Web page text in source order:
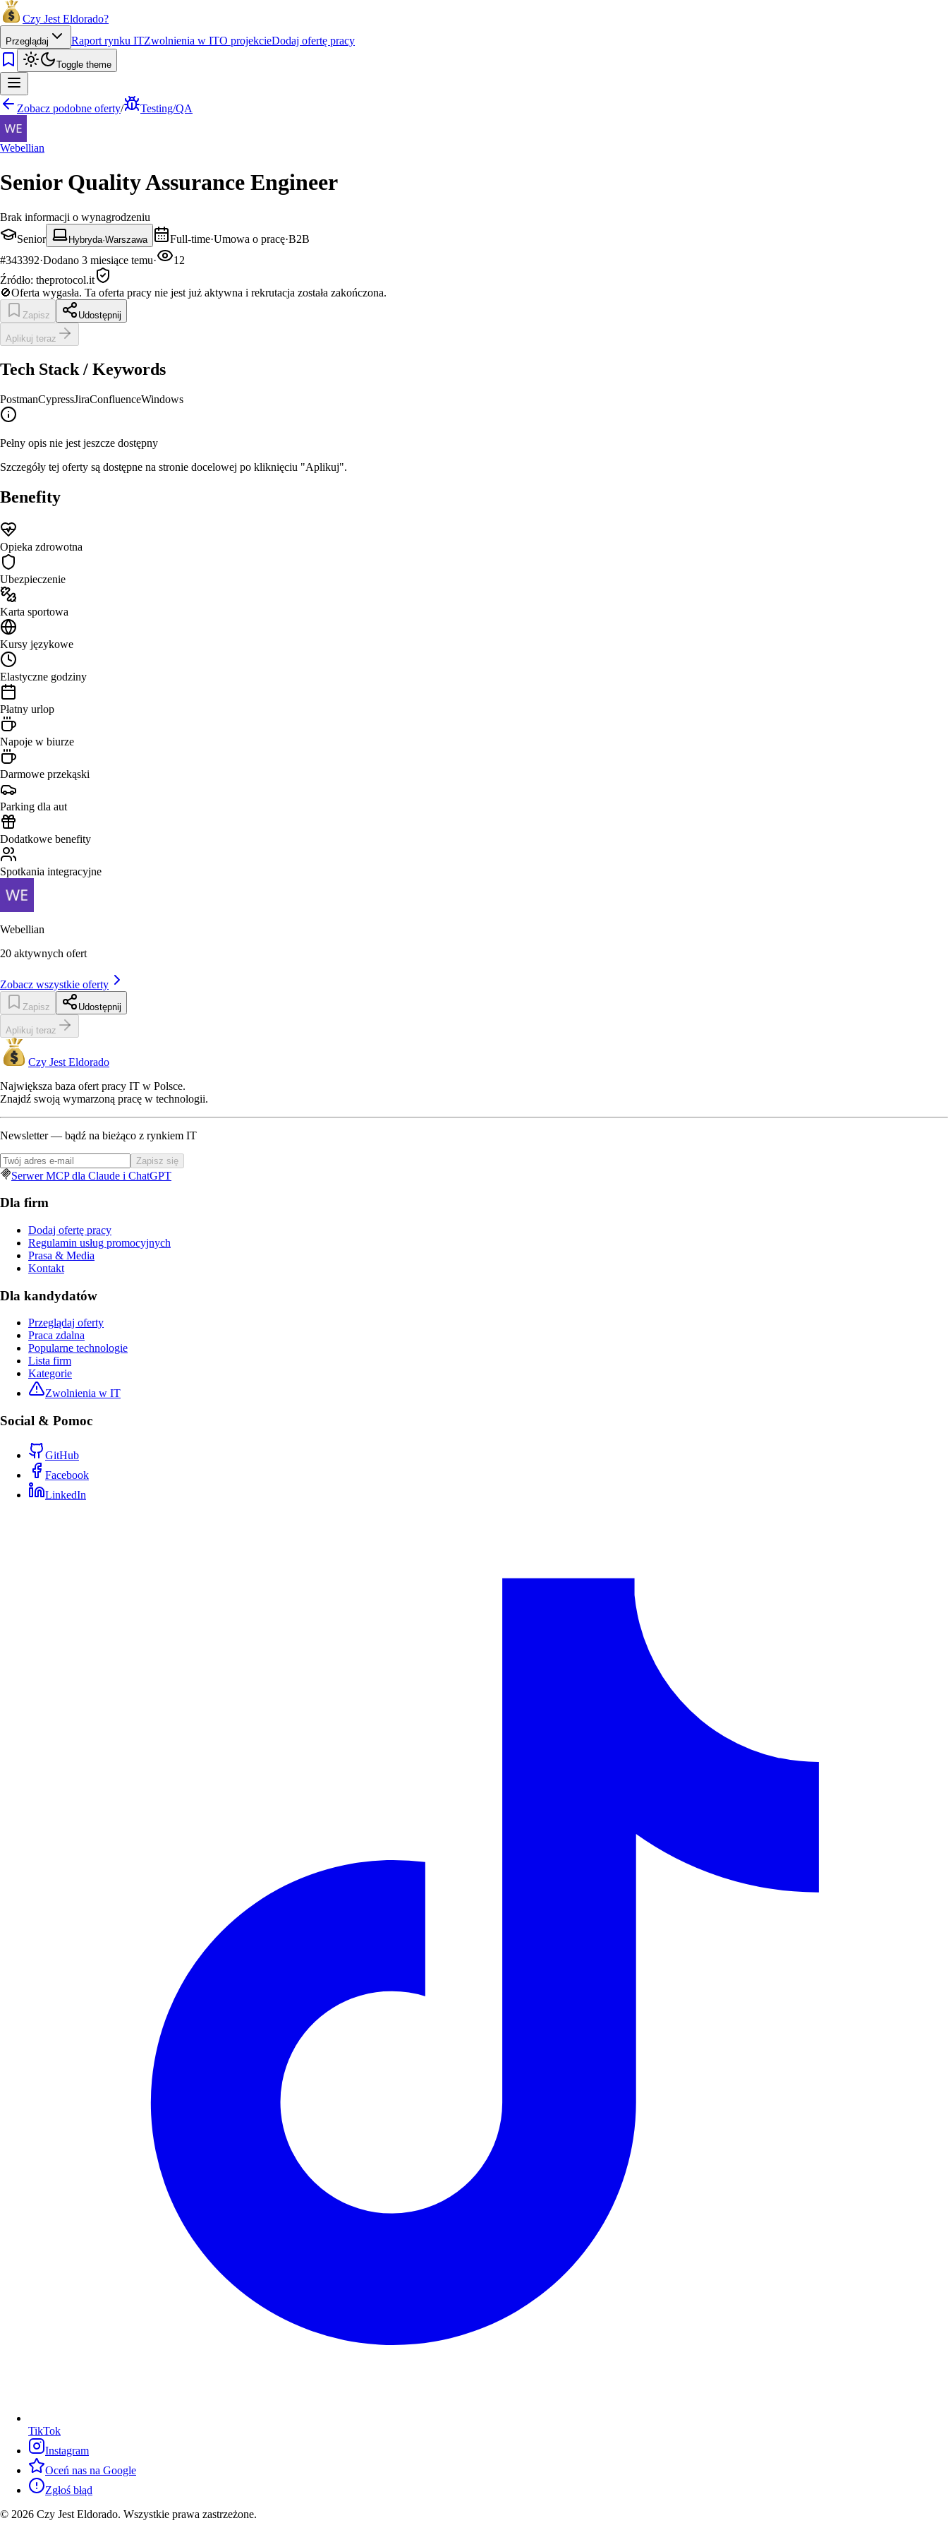
Czy Jest Eldorado?
Przeglądaj Raport rynku ITZwolnienia w ITO projekcieDodaj ofertę pracy
Toggle theme
Zobacz podobne oferty/ Testing/QA
Webellian
Senior Quality Assurance Engineer
Brak informacji o wynagrodzeniu
Senior
Hybryda·Warszawa Full-time·Umowa o pracę·B2B
#343392·Dodano 3 miesiące temu·
12
Źródło: theprotocol.it
🚫Oferta wygasła. Ta oferta pracy nie jest już aktywna i rekrutacja została zakończona.
Zapisz Udostępnij
Aplikuj teraz
Tech Stack / Keywords
PostmanCypressJiraConfluenceWindows
Pełny opis nie jest jeszcze dostępny
Szczegóły tej oferty są dostępne na stronie docelowej po kliknięciu "Aplikuj".
Benefity
Opieka zdrowotna
Ubezpieczenie
Karta sportowa
Kursy językowe
Elastyczne godziny
Płatny urlop
Napoje w biurze
Darmowe przekąski
Parking dla aut
Dodatkowe benefity
Spotkania integracyjne
Webellian
20 aktywnych ofert
Zobacz wszystkie oferty
Zapisz Udostępnij
Aplikuj teraz
Czy Jest Eldorado
Największa baza ofert pracy IT w Polsce.
Znajdź swoją wymarzoną pracę w technologii.
Newsletter — bądź na bieżąco z rynkiem IT
Zapisz się
Serwer MCP dla Claude i ChatGPT
Dla firm
Dodaj ofertę pracy
Regulamin usług promocyjnych
Prasa & Media
Kontakt
Dla kandydatów
Przeglądaj oferty
Praca zdalna
Popularne technologie
Lista firm
Kategorie
Zwolnienia w IT
Social & Pomoc
GitHub
Facebook
LinkedIn
TikTok
Instagram
Oceń nas na Google
Zgłoś błąd
© 2026 Czy Jest Eldorado. Wszystkie prawa zastrzeżone.